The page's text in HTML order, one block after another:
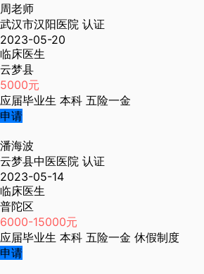
周老师
武汉市汉阳医院 认证
2023-05-20
临床医生
云梦县
5000元
应届毕业生 本科 五险一金
申请
潘海波
云梦县中医医院 认证
2023-05-14
临床医生
普陀区
6000-15000元
应届毕业生 本科 五险一金 休假制度
申请